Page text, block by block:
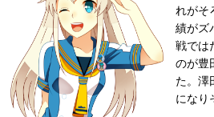
れがそ
績がズ
戦では
のが豊
た。澤
になり